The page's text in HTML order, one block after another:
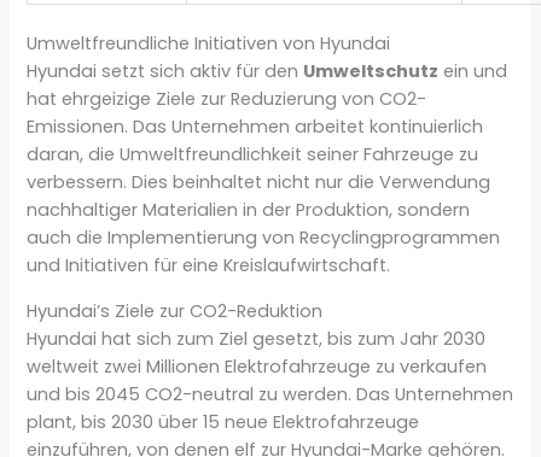
Umweltfreundliche Initiativen von Hyundai
Hyundai setzt sich aktiv für den Umweltschutz ein und
hat ehrgeizige Ziele zur Reduzierung von CO2-
Emissionen. Das Unternehmen arbeitet kontinuierlich
daran, die Umweltfreundlichkeit seiner Fahrzeuge zu
verbessern. Dies beinhaltet nicht nur die Verwendung
nachhaltiger Materialien in der Produktion, sondern
auch die Implementierung von Recyclingprogrammen
und Initiativen für eine Kreislaufwirtschaft.
Hyundai’s Ziele zur CO2-Reduktion
Hyundai hat sich zum Ziel gesetzt, bis zum Jahr 2030
weltweit zwei Millionen Elektrofahrzeuge zu verkaufen
und bis 2045 CO2-neutral zu werden. Das Unternehmen
plant, bis 2030 über 15 neue Elektrofahrzeuge
einzuführen, von denen elf zur Hyundai-Marke gehören.